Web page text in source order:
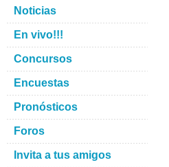
Noticias
En vivo!!!
Concursos
Encuestas
Pronósticos
Foros
Invita a tus amigos